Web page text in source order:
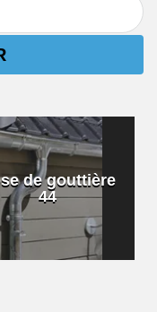
de gouttière
44